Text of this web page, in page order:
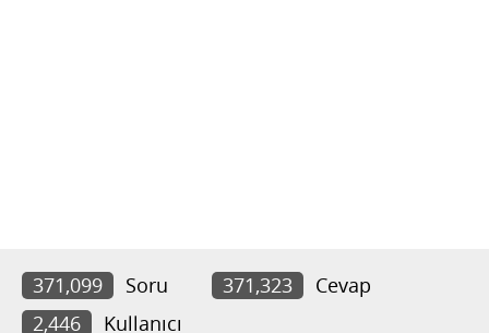
371,099 Soru 371,323
Cevap
2,446
Kullanıcı